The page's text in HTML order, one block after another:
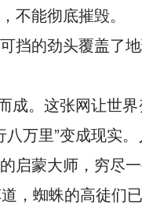
不能彻底摧毁。
挡的劲头覆盖了
成。这张网让世
万里”变成现实
蒙大师，穷尽一
，蜘蛛的高徒们